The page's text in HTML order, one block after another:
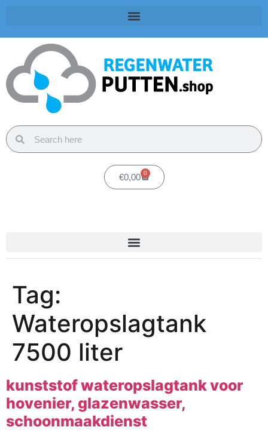
€0,00 0
Tag:
Wateropslagtank
7500 liter
kunststof wateropslagtank voor
hovenier, glazenwasser,
schoonmaakdienst